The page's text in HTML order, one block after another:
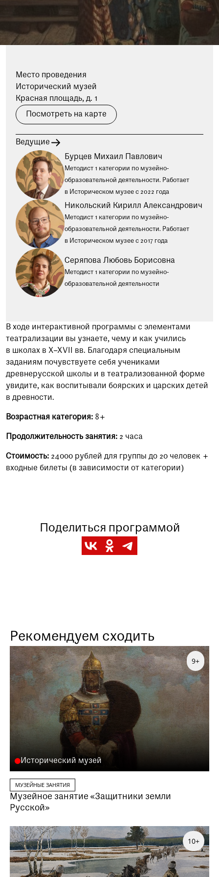
Опрос о качестве работы музея
Просим вас пройти опрос
Пройти опрос
В ходе интерактивной программы с элементами
театрализации вы узнаете, чему и как учились
в школах в X–XVII вв. Благодаря специальным
заданиям почувствуете себя учениками
древнерусской школы и в театрализованной форме
увидите, как воспитывали боярских и царских детей
в древности.
Возрастная категория: 8+
Продолжительность занятия: 2 часа
Стоимость: 24000 рублей для группы до 20 человек +
входные билеты (в зависимости от категории)
Место проведения
Исторический музей
Красная площадь, д. 1
Посмотреть на карте
Ведущие
Бурцев Михаил Павлович
Методист 1 категории по музейно-
образовательной деятельности. Работает
в Историческом музее с 2022 года
Никольский Кирилл Александрович
Методист 1 категории по музейно-
образовательной деятельности. Работает
в Историческом музее с 2017 года
Серяпова Любовь Борисовна
Методист 1 категории по музейно-
образовательной деятельности
Поделиться программой
Рекомендуем сходить
Исторический музей
9+
МУЗЕЙНЫЕ ЗАНЯТИЯ
Музейное занятие «Защитники земли
Русской»
10+